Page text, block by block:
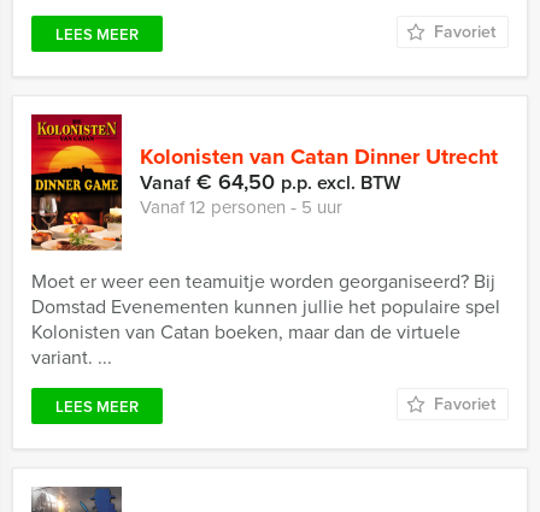
LEES MEER Favoriet
Kolonisten van Catan Dinner Utrecht
Vanaf€ 64,50 p.p. excl. BTW
Vanaf 12 personen ‐ 5 uur
Moet er weer een teamuitje worden georganiseerd? Bij
Domstad Evenementen kunnen jullie het populaire spel
Kolonisten van Catan boeken, maar dan de virtuele
variant. ...
LEES MEER Favoriet